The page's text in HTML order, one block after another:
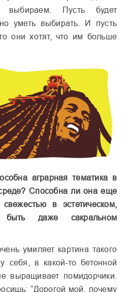
Пусть будет
уметь выбирать. И пусть
они хотят, что им больше
аграрная тематика в
среде? Способна ли она еще
в эстетическом,
даже сакральном
умиляет картина такого
себя, в какой-то бетонной
выращивает помидорчики.
“Дорогой мой, почему